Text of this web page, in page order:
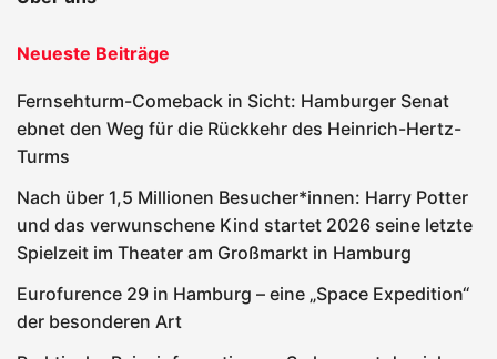
Neueste Beiträge
Fernsehturm-Comeback in Sicht: Hamburger Senat
ebnet den Weg für die Rückkehr des Heinrich-Hertz-
Turms
Nach über 1,5 Millionen Besucher*innen: Harry Potter
und das verwunschene Kind startet 2026 seine letzte
Spielzeit im Theater am Großmarkt in Hamburg
Eurofurence 29 in Hamburg – eine „Space Expedition“
der besonderen Art